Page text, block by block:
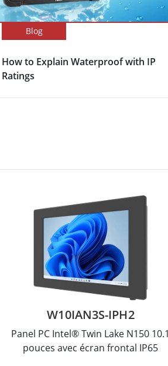
Blog
How to Explain Waterproof with IP
Ratings
W10IAN3S-IPH2
Panel PC Intel® Twin Lake N150 10.1
pouces avec écran frontal IP65